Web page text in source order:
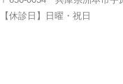
【休診日】日曜・祝日